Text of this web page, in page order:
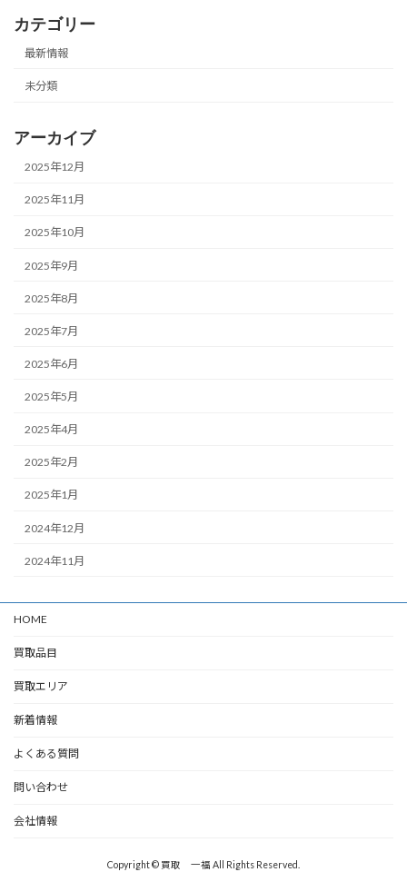
カテゴリー
最新情報
未分類
アーカイブ
2025年12月
2025年11月
2025年10月
2025年9月
2025年8月
2025年7月
2025年6月
2025年5月
2025年4月
2025年2月
2025年1月
2024年12月
2024年11月
HOME
買取品目
買取エリア
新着情報
よくある質問
問い合わせ
会社情報
Copyright © 買取 一福 All Rights Reserved.